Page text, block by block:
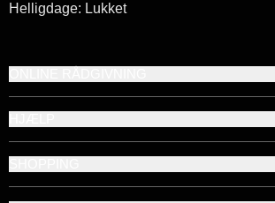
Helligdage: Lukket